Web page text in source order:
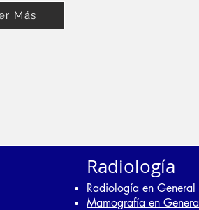
Más
Radiología
Radiología en General
Mamografía en General